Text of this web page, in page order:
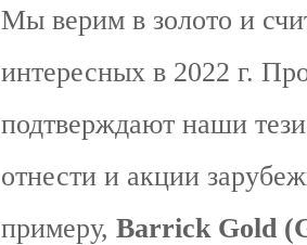
Мы верим в золото и
интересных в 2022 г.
подтверждают наши
отнести и акции
примеру, Barrick Gold